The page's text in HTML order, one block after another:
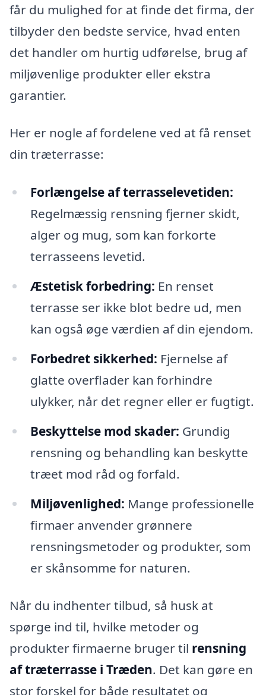
får du mulighed for at finde det firma, der
tilbyder den bedste service, hvad enten
det handler om hurtig udførelse, brug af
miljøvenlige produkter eller ekstra
garantier.
Her er nogle af fordelene ved at få renset
din træterrasse:
Forlængelse af terrasselevetiden:
Regelmæssig rensning fjerner skidt,
alger og mug, som kan forkorte
terrasseens levetid.
Æstetisk forbedring: En renset
terrasse ser ikke blot bedre ud, men
kan også øge værdien af din ejendom.
Forbedret sikkerhed: Fjernelse af
glatte overflader kan forhindre
ulykker, når det regner eller er fugtigt.
Beskyttelse mod skader: Grundig
rensning og behandling kan beskytte
træet mod råd og forfald.
Miljøvenlighed: Mange professionelle
firmaer anvender grønnere
rensningsmetoder og produkter, som
er skånsomme for naturen.
Når du indhenter tilbud, så husk at
spørge ind til, hvilke metoder og
produkter firmaerne bruger til rensning
af træterrasse i Træden. Det kan gøre en
stor forskel for både resultatet og